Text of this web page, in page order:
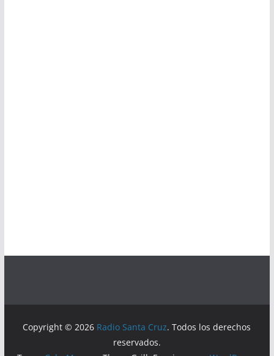
Copyright © 2026 Radio Santa Cruz. Todos los derechos
reservados.